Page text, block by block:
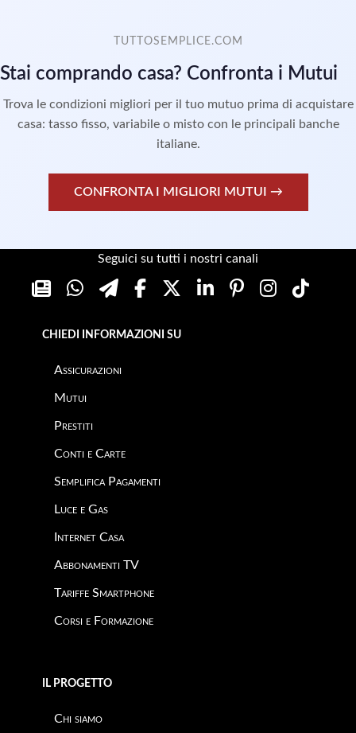
TUTTOSEMPLICE.COM
Stai comprando casa? Confronta i Mutui
Trova le condizioni migliori per il tuo mutuo prima di acquistare
casa: tasso fisso, variabile o misto con le principali banche
italiane.
CONFRONTA I MIGLIORI MUTUI →
Seguici su tutti i nostri canali
CHIEDI INFORMAZIONI SU
Assicurazioni
Mutui
Prestiti
Conti e Carte
Semplifica Pagamenti
Luce e Gas
Internet Casa
Abbonamenti TV
Tariffe Smartphone
Corsi e Formazione
IL PROGETTO
Chi siamo